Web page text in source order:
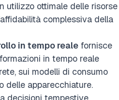
utilizzo ottimale delle risorse
complessiva della
in tempo reale fornisce
in tempo reale
sui modelli di consumo
delle apparecchiature.